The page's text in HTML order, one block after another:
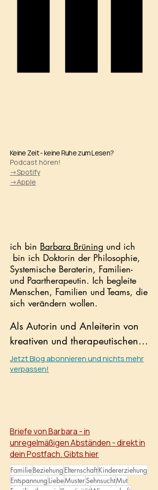
Keine Zeit - keine Ruhe zum Lesen?
Podcast hören!
->Spotify
->Apple
​ich bin Barbara Brüning und ich
bin ich Doktorin der Philosophie,
Systemische Beraterin, Familien-
und Paartherapeutin. Ich begleite
Menschen, Familien und Teams, die
sich verändern wollen.
Als Autorin und Anleiterin von
kreativen und therapeutischen
Schreibkursen entfessele ich die
kreative Kraft des Unbewussten,
wachsen.
Jetzt Blog abonnieren und nichts mehr
verpassen!
Briefe von Barbara - in
unregelmäßigen Abständen - direkt in
dein Postfach. Gibts hier
FamilieBeziehung ElternschaftKindererziehung
Entspannung LiebeMusterSehnsuchtMut